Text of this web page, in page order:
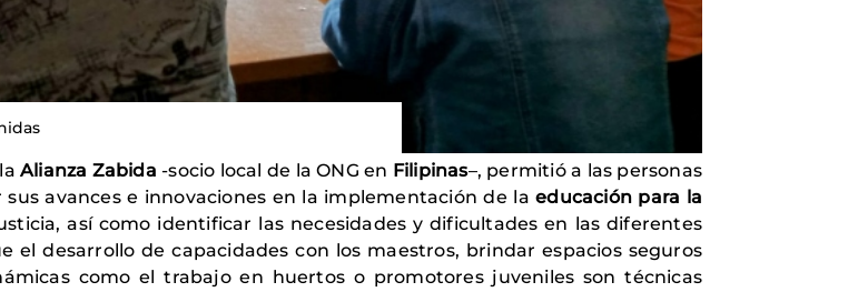
Alianza Zabida -socio local de la ONG en Filipinas–, permitió a las personas
avances e innovaciones en la implementación de laeducación para la
así como identificar las necesidades y dificultades en las diferentes
el desarrollo de capacidades con los maestros, brindar espacios seguros
como el trabajo en huertos o promotores juveniles son técnicas